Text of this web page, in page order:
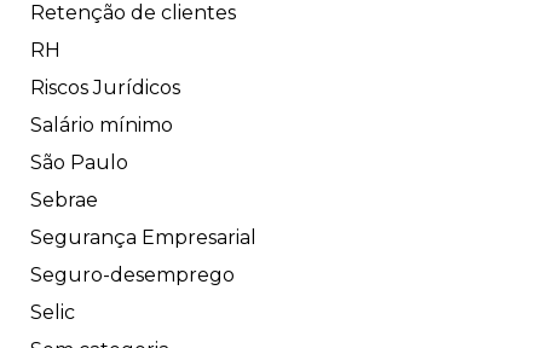
Retenção de clientes
RH
Riscos Jurídicos
Salário mínimo
São Paulo
Sebrae
Segurança Empresarial
Seguro-desemprego
Selic